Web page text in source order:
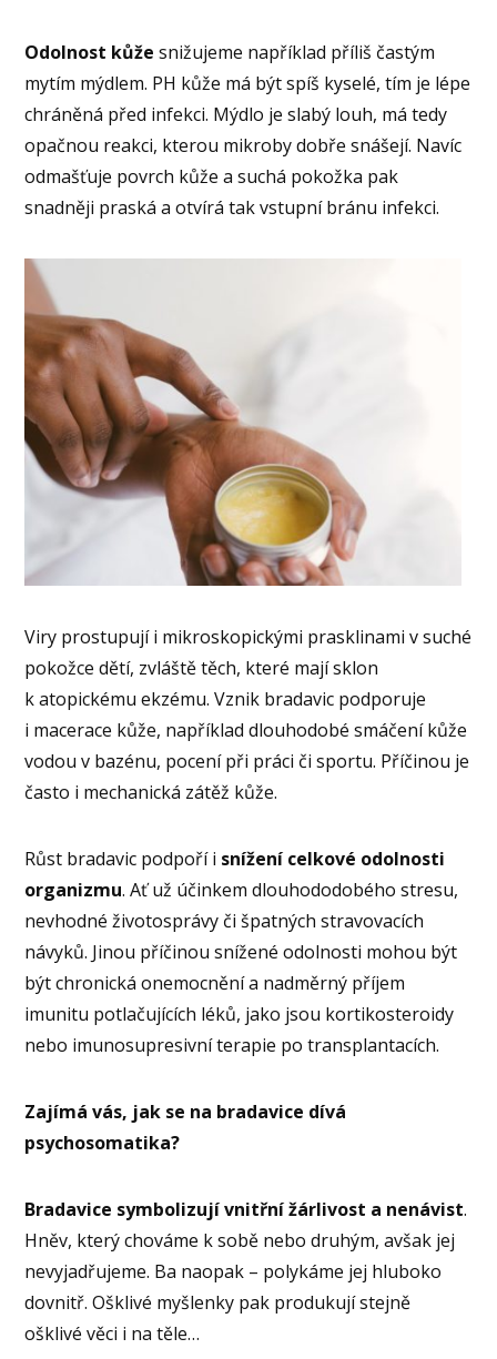
Odolnost kůže snižujeme například příliš častým
mytím mýdlem. PH kůže má být spíš kyselé, tím je lépe
chráněná před infekci. Mýdlo je slabý louh, má tedy
opačnou reakci, kterou mikroby dobře snášejí. Navíc
odmašťuje povrch kůže a suchá pokožka pak
snadněji praská a otvírá tak vstupní bránu infekci.
Viry prostupují i mikroskopickými prasklinami v suché
pokožce dětí, zvláště těch, které mají sklon
k atopickému ekzému. Vznik bradavic podporuje
i macerace kůže, například dlouhodobé smáčení kůže
vodou v bazénu, pocení při práci či sportu. Příčinou je
často i mechanická zátěž kůže.
Růst bradavic podpoří i snížení celkové odolnosti
organizmu. Ať už účinkem dlouhododobého stresu,
nevhodné životosprávy či špatných stravovacích
návyků. Jinou příčinou snížené odolnosti mohou být
být chronická onemocnění a nadměrný příjem
imunitu potlačujících léků, jako jsou kortikosteroidy
nebo imunosupresivní terapie po transplantacích.
Zajímá vás, jak se na bradavice dívá
psychosomatika?
Bradavice symbolizují vnitřní žárlivost a nenávist.
Hněv, který chováme k sobě nebo druhým, avšak jej
nevyjadřujeme. Ba naopak – polykáme jej hluboko
dovnitř. Ošklivé myšlenky pak produkují stejně
ošklivé věci i na těle…